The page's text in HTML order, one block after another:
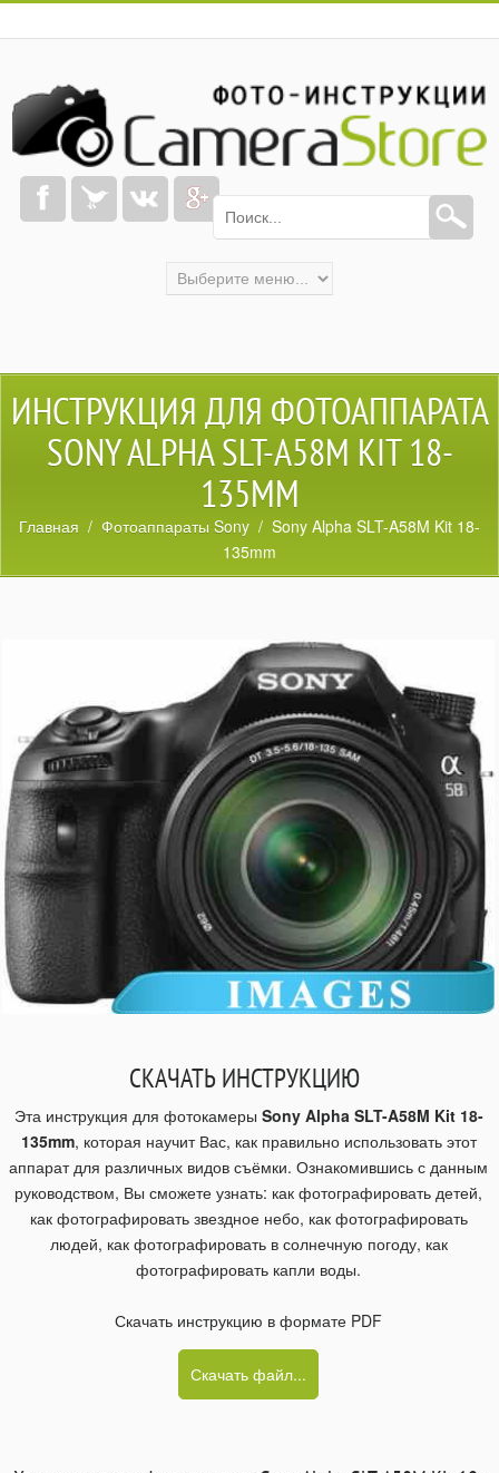
ИНСТРУКЦИЯ ДЛЯ ФОТОАППАРАТА
SONY ALPHA SLT-A58M KIT 18-
135MM
Главная / Фотоаппараты Sony / Sony Alpha SLT-A58M Kit 18-
135mm
СКАЧАТЬ ИНСТРУКЦИЮ
Эта инструкция для фотокамеры Sony Alpha SLT-A58M Kit 18-
135mm, которая научит Вас, как правильно использовать этот
аппарат для различных видов съёмки. Ознакомившись с данным
руководством, Вы сможете узнать: как фотографировать детей,
как фотографировать звездное небо, как фотографировать
людей, как фотографировать в солнечную погоду, как
фотографировать капли воды.
Скачать инструкцию в формате PDF
Скачать файл...